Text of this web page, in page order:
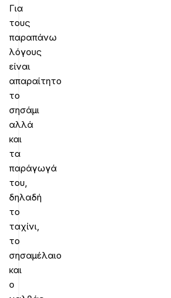
Για
τους
παραπάνω
λόγους
είναι
απαραίτητο
το
σησάμι
αλλά
και
τα
παράγωγά
του,
δηλαδή
το
ταχίνι,
το
σησαμέλαιο
και
ο